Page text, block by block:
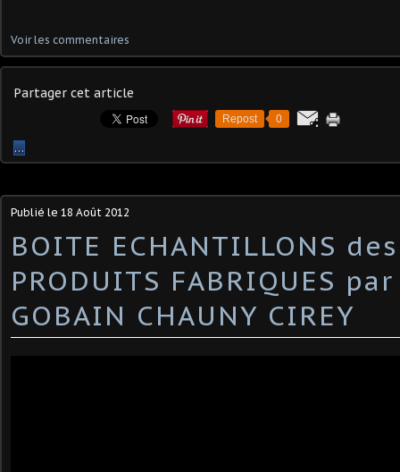
Voir les commentaires
Partager cet article
Repost 0
…
Publié le 18 Août 2012
BOITE ECHANTILLONS des
PRODUITS FABRIQUES
GOBAIN CHAUNY CIREY